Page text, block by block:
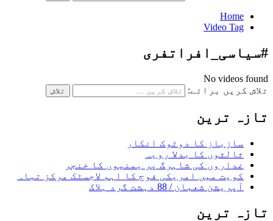
Home
Video Tag
#سیاسی_افراتفری
No videos found
تلاش کریں برائے:
تازہ ترین
سازباز کا دوٹوک انکار
ثالثوں کا بدلا رویہ
غداروں کی شاہرگ پر یمنیوں کا خنجر
کویت میں امریکی فوج کا اہم لاجسٹک مرکز تباہ
آپریشن شعبان / 88 دہشت گرد ہلاک
تازہ ترین